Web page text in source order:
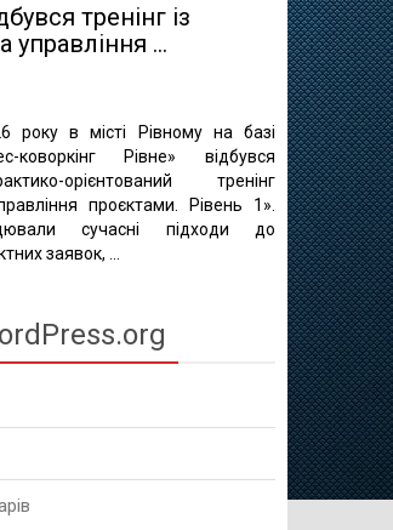
тренінг із
управління ...
року в місті Рівному на базі
коворкінг Рівне» відбувся
орієнтований тренінг
проєктами. Рівень 1».
сучасні підходи до
заявок, ...
освіти
16 Липня,
10 липня в
відбулася
міста Рівне
методичного